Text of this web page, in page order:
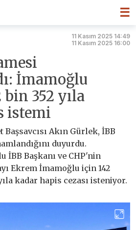
☰
11 Kasım 2025 14:49
11 Kasım 2025 16:00
İmamoğlu
352 yıla
istemi
Akın Gürlek, İBB
duyurdu.
İBB Başkanı ve CHP'nin
Ekrem İmamoğlu için 142
kadar hapis cezası isteniyor.